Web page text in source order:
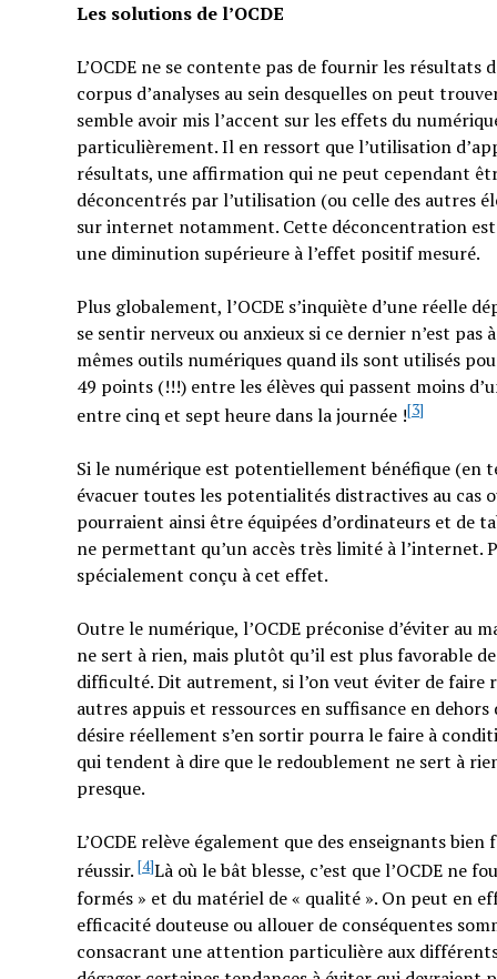
Les solutions de l’OCDE
L’OCDE ne se contente pas de fournir les
corpus d’analyses au sein desquelles on peut
semble avoir mis l’accent sur les effets du
particulièrement. Il en ressort que l’utilisation
résultats, une affirmation qui ne peut cependant
déconcentrés par l’utilisation (ou celle des autres
sur internet notamment. Cette déconcentration est
une diminution supérieure à l’effet positif mesuré.
Plus globalement, l’OCDE s’inquiète d’une réelle
se sentir nerveux ou anxieux si ce dernier n’est
mêmes outils numériques quand ils sont utilisés
49 points (!!!) entre les élèves qui passent moins
entre cinq et sept heure dans la journée ![3]
Si le numérique est potentiellement bénéfique (en
évacuer toutes les potentialités distractives au cas
pourraient ainsi être équipées d’ordinateurs et de
ne permettant qu’un accès très limité à l’internet.
spécialement conçu à cet effet.
Outre le numérique, l’OCDE préconise d’éviter au
ne sert à rien, mais plutôt qu’il est plus favorable
difficulté. Dit autrement, si l’on veut éviter de faire
autres appuis et ressources en suffisance en
désire réellement s’en sortir pourra le faire à
qui tendent à dire que le redoublement ne sert à
presque.
L’OCDE relève également que des enseignants
réussir. [4]Là où le bât blesse, c’est que l’OCDE ne
formés » et du matériel de « qualité ». On peut en
efficacité douteuse ou allouer de conséquentes
consacrant une attention particulière aux